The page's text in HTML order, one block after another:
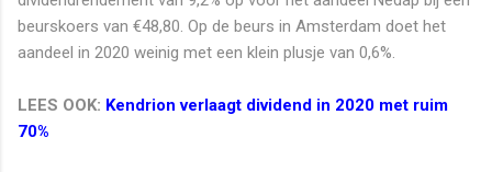
beurskoers van €48,80. Op de beurs in Amsterdam doet het
aandeel in 2020 weinig met een klein plusje van 0,6%.
LEES OOK: Kendrion verlaagt dividend in 2020 met ruim
70%